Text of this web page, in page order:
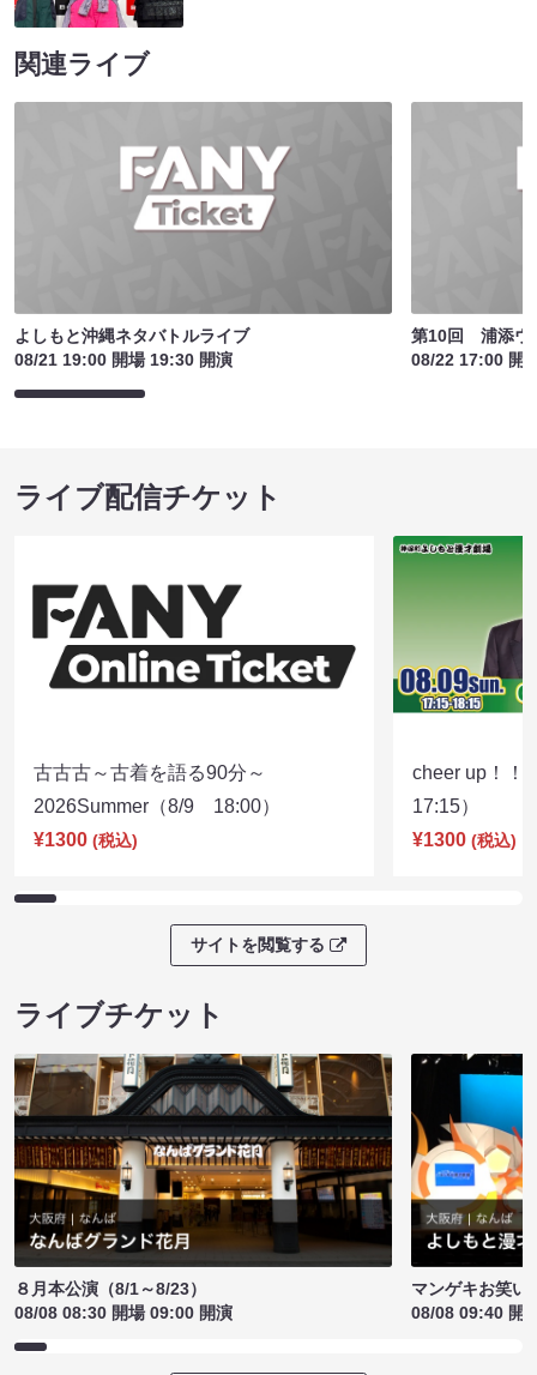
関連ライブ
よしもと沖縄ネタバトルライブ
08/21 19:00 開場 19:30 開演
第10回 浦添ウ
08/22 17:00 開
ライブ配信チケット
古古古～古着を語る90分～
2026Summer（8/9 18:00）
¥1300 (税込)
cheer up！
17:15）
¥1300 (税込)
サイトを閲覧する
ライブチケット
８月本公演（8/1～8/23）
08/08 08:30 開場 09:00 開演
マンゲキお笑い
08/08 09:40 開